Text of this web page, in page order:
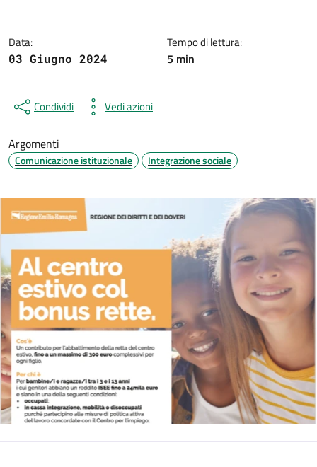
Data:
03 Giugno 2024
Tempo di lettura:
5 min
Condividi Vedi azioni
Argomenti
Comunicazione istituzionale Integrazione sociale